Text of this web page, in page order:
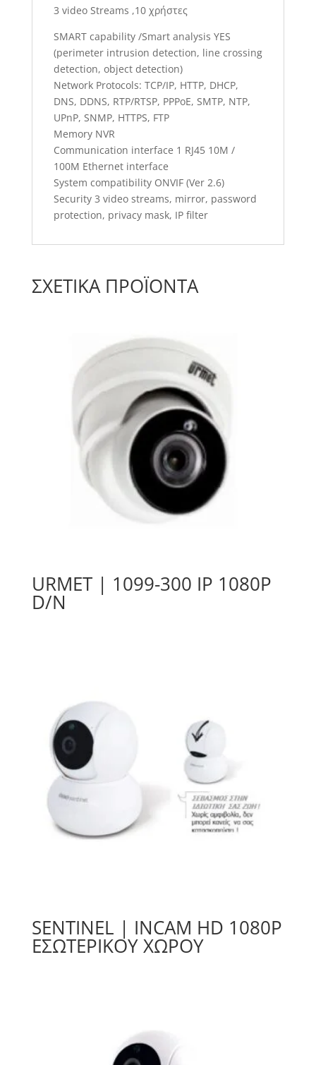
3 video Streams ,10 χρήστες
SMART capability /Smart analysis YES
(perimeter intrusion detection, line crossing
detection, object detection)
Network Protocols: TCP/IP, HTTP, DHCP,
DNS, DDNS, RTP/RTSP, PPPoE, SMTP, NTP,
UPnP, SNMP, HTTPS, FTP
Memory NVR
Communication interface 1 RJ45 10M /
100M Ethernet interface
System compatibility ONVIF (Ver 2.6)
Security 3 video streams, mirror, password
protection, privacy mask, IP filter
ΣΧΕΤΙΚΆ ΠΡΟΪΌΝΤΑ
URMET | 1099-300 IP 1080P
D/N
SENTINEL | INCAM HD 1080P
ΕΣΩΤΕΡΙΚΟΎ ΧΏΡΟΥ